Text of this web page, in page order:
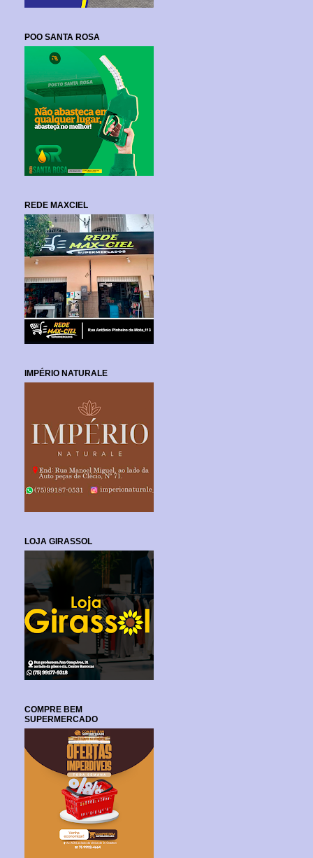
POO SANTA ROSA
REDE MAXCIEL
IMPÉRIO NATURALE
LOJA GIRASSOL
COMPRE BEM
SUPERMERCADO